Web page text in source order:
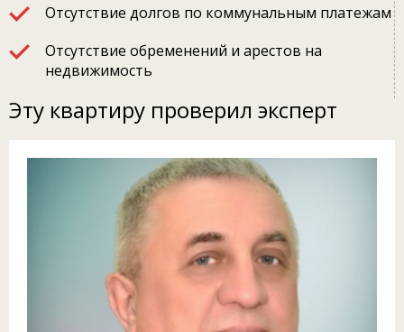
Отсутствие долгов по коммунальным платежам
Отсутствие обременений и арестов на
недвижимость
Эту квартиру проверил эксперт